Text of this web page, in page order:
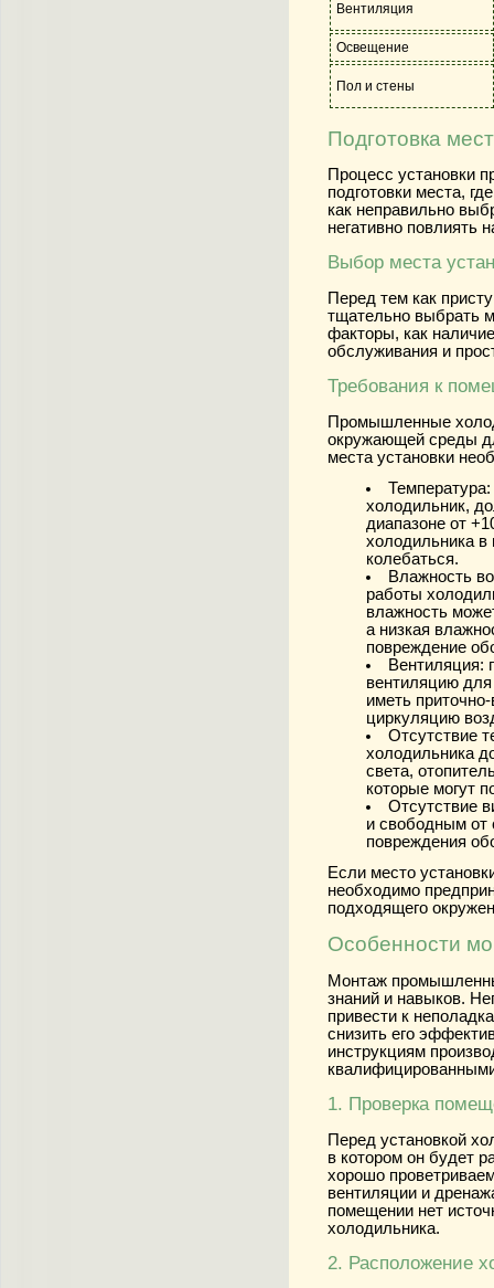
Вентиляция
Освещение
Пол и стены
Подготовка
Процесс установки
подготовки места,
как неправильно
негативно повлиять
Выбор места
Перед тем как
тщательно выбрать
факторы, как
обслуживания и
Требования к
Промышленные
окружающей среды
места установки
Температура:
холодильник,
диапазоне от
холодильника в
колебаться.
Влажность
работы
влажность
а низкая
повреждение
Вентиляция:
вентиляцию
иметь
циркуляцию
Отсутствие
холодильника
света,
которые могут
Отсутствие
и свободным от
повреждения
Если место
необходимо
подходящего
Особенности
Монтаж
знаний и навыков.
привести к
снизить его
инструкциям
1. Проверка
Перед установкой
в котором он будет
хорошо
вентиляции и
помещении нет
холодильника.
2. Расположение